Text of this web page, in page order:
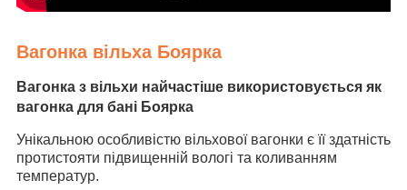
Вагонка вільха Боярка
Вагонка з вільхи найчастіше використовується як
вагонка для бані Боярка
Унікальною особливістю вільхової вагонки є її здатність
протистояти підвищенній вологі та коливанням
температур.